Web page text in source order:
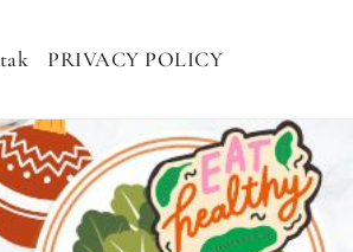
SEHAT, NASI
PRIVACY POLICY